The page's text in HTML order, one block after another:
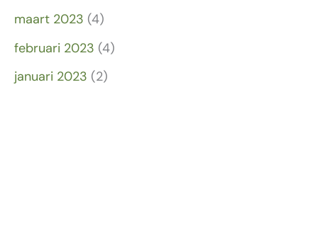
maart 2023 (4)
februari 2023 (4)
januari 2023 (2)